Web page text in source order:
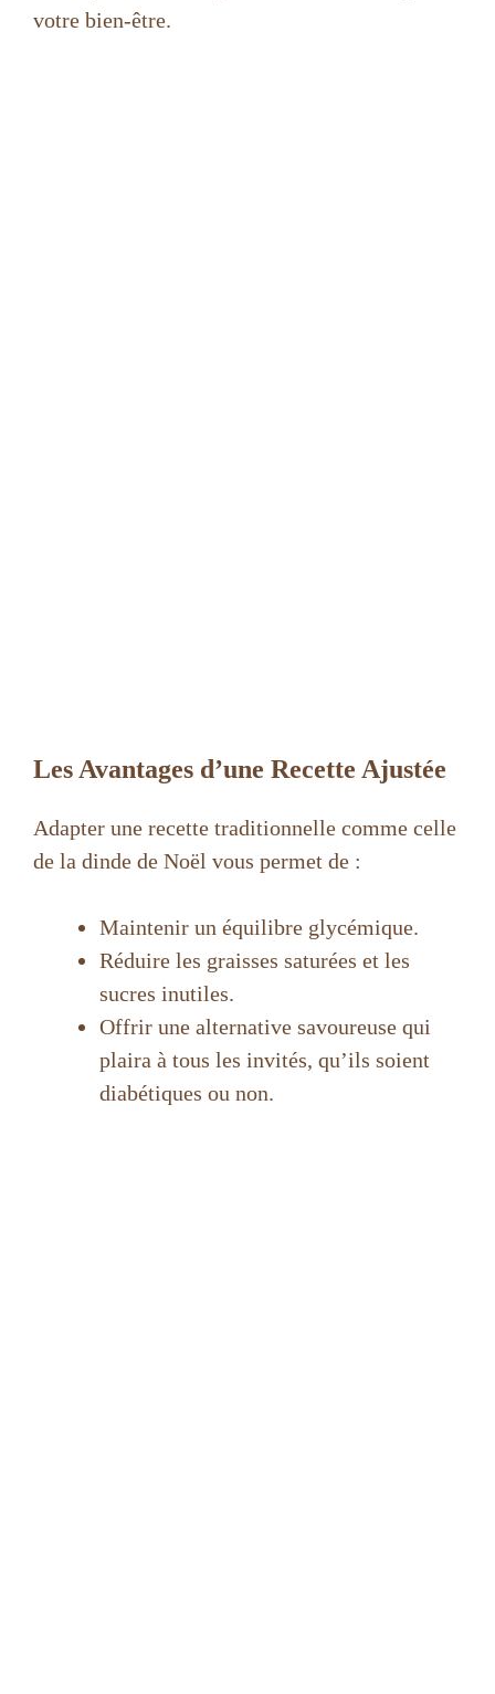
votre bien-être.
Les Avantages d’une Recette Ajustée
Adapter une recette traditionnelle comme celle
de la dinde de Noël vous permet de :
Maintenir un équilibre glycémique.
Réduire les graisses saturées et les
sucres inutiles.
Offrir une alternative savoureuse qui
plaira à tous les invités, qu’ils soient
diabétiques ou non.